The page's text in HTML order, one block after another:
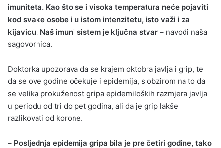
imuniteta. Kao što se i visoka temperatura neće pojaviti
kod svake osobe i u istom intenzitetu, isto važi i za
kijavicu. Naš imuni sistem je ključna stvar – navodi naša
sagovornica.
Doktorka upozorava da se krajem oktobra javlja i grip, te
da se ove godine očekuje i epidemija, s obzirom na to da
se velika prokuženost gripa epidemiloških razmjera javlja
u periodu od tri do pet godina, ali da je grip lakše
razlikovati od korone.
– Posljednja epidemija gripa bila je pre četiri godine, tako